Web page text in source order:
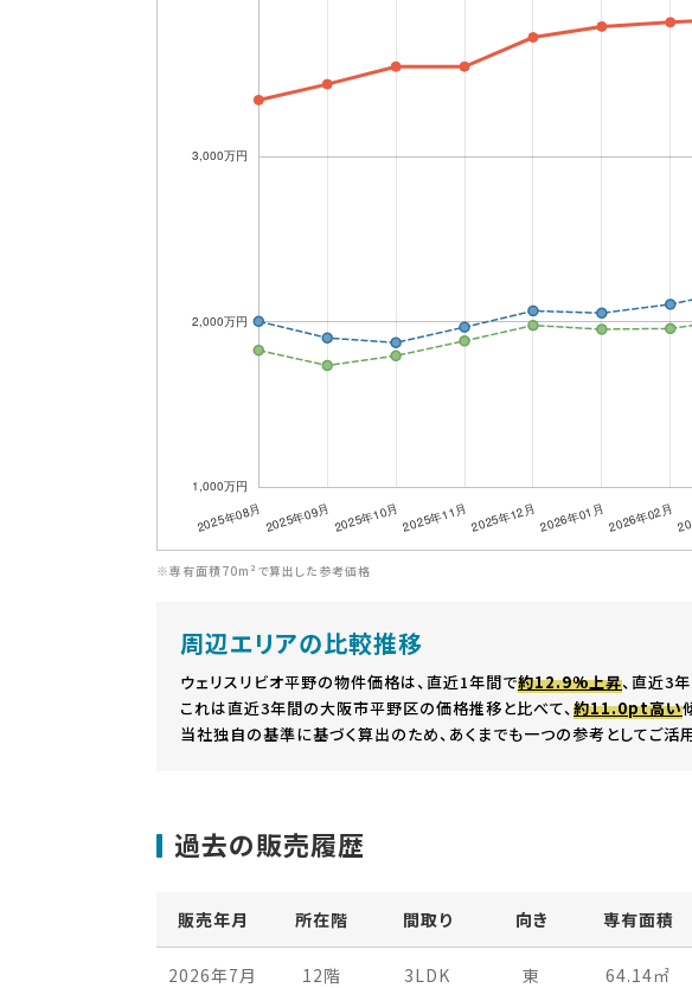
※専有面積70m²で算出した参考価格
周辺エリアの比較推移
ウェリスリビオ平野の物件価格は、直近1年間で約12.9%上昇、直近3
これは直近3年間の大阪市平野区の価格推移と比べて、 約11.0pt高い
当社独自の基準に基づく算出のため、あくまでも一つの参考としてご活用
過去の販売履歴
販売年月 所在階 間取り 向き 専有面積
2026年7月 12階 3LDK 東 64.14㎡